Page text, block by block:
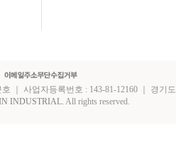
｜ 사업자등록번호 : 143-81-12160 ｜ 경기
INDUSTRIAL. All rights reserved.